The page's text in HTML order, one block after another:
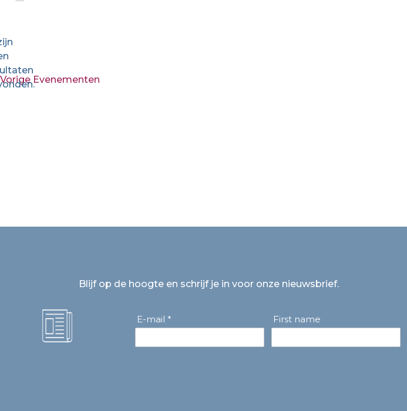
Bericht
Vorige Evenementen
Blijf op de hoogte en schrijf je in voor onze nieuwsbrief.
E-mail * First name